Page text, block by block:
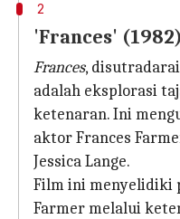
2
'Frances' (1982)
Frances,
adalah eksplorasi
ketenaran. Ini
aktor Frances
Jessica Lange.
Film ini menyelidiki
Farmer melalui